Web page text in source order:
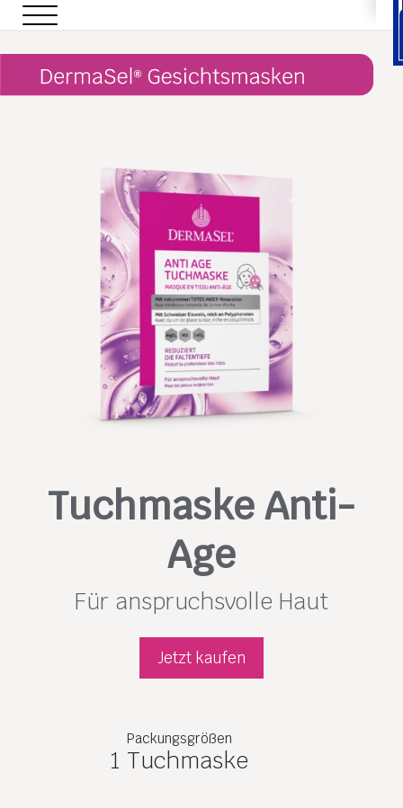
Tuchmaske Anti-
Age
Für anspruchsvolle Haut
Jetzt kaufen
Packungsgrößen
1 Tuchmaske